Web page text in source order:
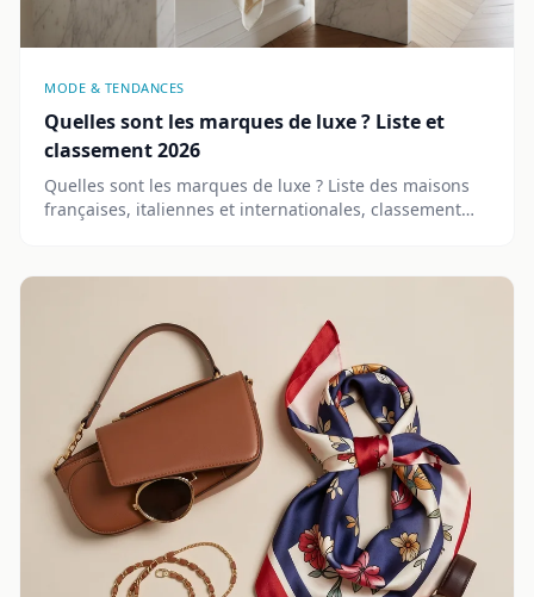
MODE & TENDANCES
Quelles sont les marques de luxe ? Liste et
classement 2026
Quelles sont les marques de luxe ? Liste des maisons
françaises, italiennes et internationales, classement